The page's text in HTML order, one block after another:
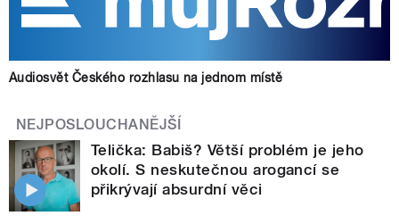
Audiosvět Českého rozhlasu na jednom místě
NEJPOSLOUCHANĚJŠÍ
Telička: Babiš? Větší problém je jeho
okolí. S neskutečnou arogancí se
přikrývají absurdní věci